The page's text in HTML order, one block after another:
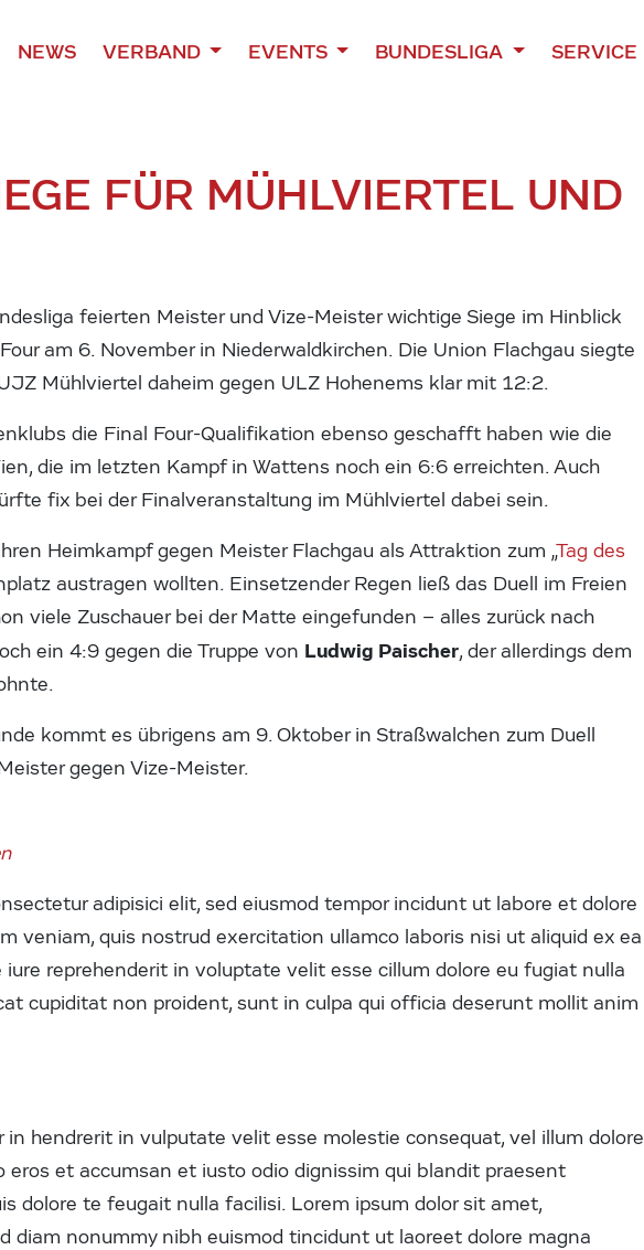
NEWS VERBAND EVENTS BUNDESLIGA SERVICE
FÜR MÜHLVIERTEL UND
feierten Meister und Vize-Meister wichtige Siege im Hinblick
am 6. November in Niederwaldkirchen. Die Union Flachgau siegte
Mühlviertel daheim gegen ULZ Hohenems klar mit 12:2.
die Final Four-Qualifikation ebenso geschafft haben wie die
die im letzten Kampf in Wattens noch ein 6:6 erreichten. Auch
fix bei der Finalveranstaltung im Mühlviertel dabei sein.
Heimkampf gegen Meister Flachgau als Attraktion zum „Tag des
austragen wollten. Einsetzender Regen ließ das Duell im Freien
viele Zuschauer bei der Matte eingefunden – alles zurück nach
ein 4:9 gegen die Truppe von Ludwig Paischer, der allerdings dem
kommt es übrigens am 9. Oktober in Straßwalchen zum Duell
gegen Vize-Meister.
adipisici elit, sed eiusmod tempor incidunt ut labore et dolore
veniam, quis nostrud exercitation ullamco laboris nisi ut aliquid ex ea
iure reprehenderit in voluptate velit esse cillum dolore eu fugiat nulla
cupiditat non proident, sunt in culpa qui officia deserunt mollit anim
in hendrerit in vulputate velit esse molestie consequat, vel illum dolore
et accumsan et iusto odio dignissim qui blandit praesent
dolore te feugait nulla facilisi. Lorem ipsum dolor sit amet,
diam nonummy nibh euismod tincidunt ut laoreet dolore magna